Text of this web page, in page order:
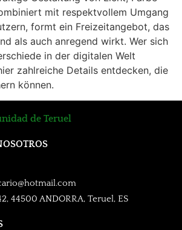
mit respektvollem Umgang
formt ein Freizeitangebot, das
als auch anregend wirkt. Wer sich
in der digitalen Welt
zahlreiche Details entdecken, die
können.
44500 ANDORRA, Teruel, ES